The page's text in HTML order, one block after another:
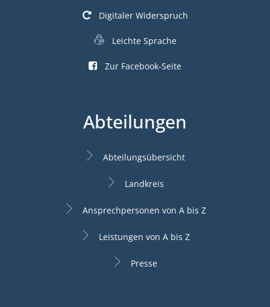
Digitaler Widerspruch
Leichte Sprache
Zur Facebook-Seite
Abteilungen
Abteilungsübersicht
Landkreis
Ansprechpersonen von A bis Z
Leistungen von A bis Z
Presse